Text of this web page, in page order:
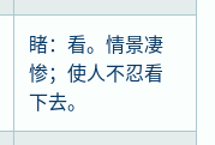
睹：看。情景凄
惨；使人不忍看
下去。